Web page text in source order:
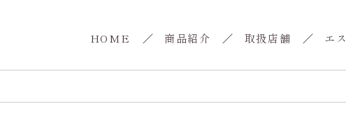
HOME 商品紹介 取扱店舗 エ